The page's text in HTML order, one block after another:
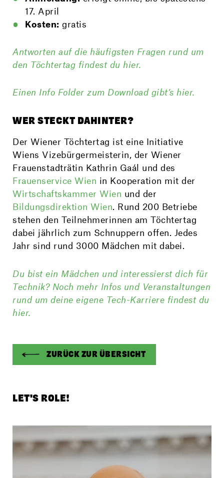
17. April
Kosten: gratis
Antworten auf die häufigsten Fragen rund um
den Töchter­tag findest du hier.
Einen Info Folder zum Download gibt’s hier.
WER STECKT DAHINTER?
Der Wiener Töchter­tag ist eine Initiative
Wiens Vizebürger­meisterin, der Wiener
Frauen­stadträtin Kathrin Gaál und des
Frauens­ervice Wien in Kooperation mit der
Wirtschaftskammer Wien und der
Bildungsdirektion Wien. Rund 200 Betriebe
stehen den Teil­nehmerinnen am Töchter­tag
dabei jährlich zum Schnuppern offen. Jedes
Jahr sind rund 3000 Mädchen mit dabei.
Du bist ein Mädchen und interessierst dich für
Technik? Noch mehr Infos und Veran­staltungen
rund um deine eigene Tech-­Karriere findest du
hier.
ZURÜCK ZUR ÜBERSICHT
LET'S ROLE!